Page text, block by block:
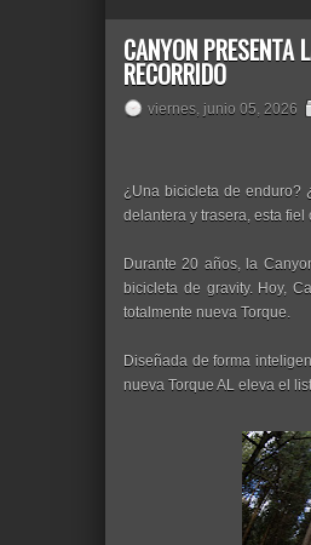
CANYON PRESENTA
RECORRIDO
viernes, junio 05, 2026
¿Una bicicleta de enduro?
delantera y trasera, esta
Durante 20 años, la
bicicleta de gravity. Hoy,
totalmente nueva Torque.
Diseñada de forma
nueva Torque AL eleva el